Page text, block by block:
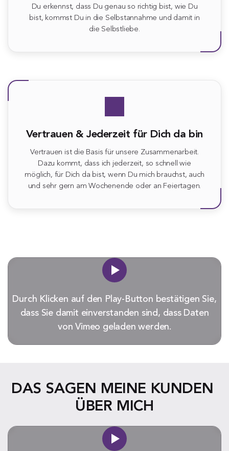
Du erkennst, dass Du genau so richtig bist, wie Du
bist, kommst Du in die Selbstannahme und damit in
die Selbstliebe.
Vertrauen & Jederzeit für Dich da bin
Vertrauen ist die Basis für unsere Zusammenarbeit.
Dazu kommt, dass ich jederzeit, so schnell wie
möglich, für Dich da bist, wenn Du mich brauchst, auch
und sehr gern am Wochenende oder an Feiertagen.
Durch Klicken auf den Play-Button bestätigen Sie,
dass Sie damit einverstanden sind, dass Daten
von Vimeo geladen werden.
DAS SAGEN MEINE KUNDEN
ÜBER MICH